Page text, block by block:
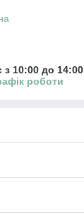
з 10:00 до 14:00
роботи